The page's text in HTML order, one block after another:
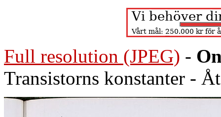
Full resolution (JPEG) -
Transistorns konstanter -